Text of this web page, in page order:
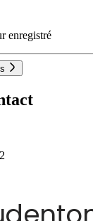
enregistré